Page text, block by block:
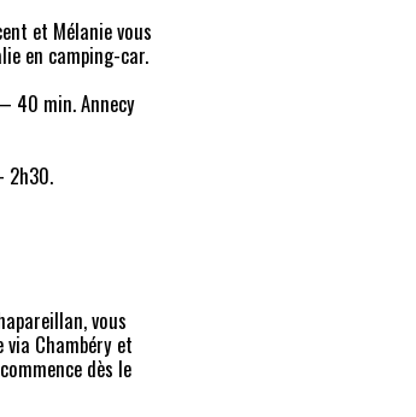
et Mélanie vous
en camping-car.
40 min. Annecy
2h30.
vous
Chambéry et
dès le